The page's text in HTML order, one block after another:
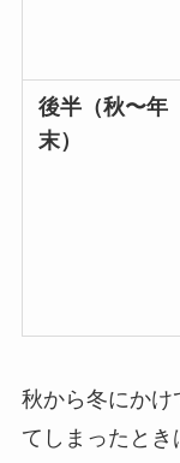
後半（秋〜年
末）
秋から冬にかけ
てしまったと